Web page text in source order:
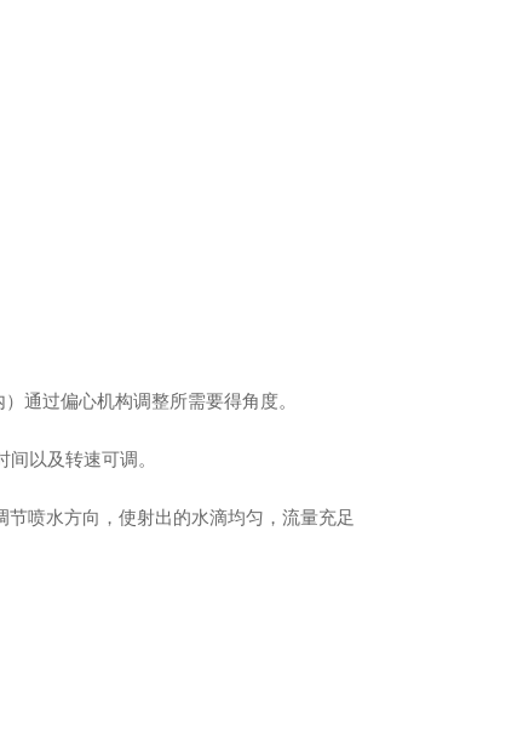
通过偏心机构调整所需要得角度。
以及转速可调。
喷水方向，使射出的水滴均匀，流量充足